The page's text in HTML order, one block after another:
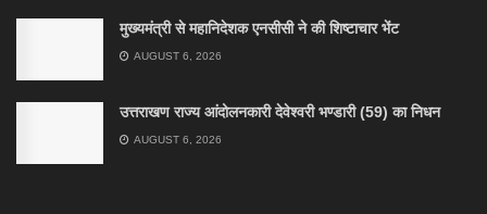
मुख्यमंत्री से महानिदेशक एनसीसी ने की शिष्टाचार भेंट
AUGUST 6, 2026
उत्तराखण राज्य आंदोलनकारी देवेश्वरी भण्डारी (59) का निधन
AUGUST 6, 2026